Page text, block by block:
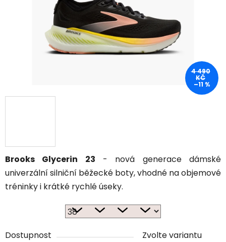
Brooks Glycerin 23 - nová generace dámské
univerzální silniční běžecké boty, vhodné na objemové
tréninky i krátké rychlé úseky.
Dostupnost
Zvolte variantu
4 490
KČ
–11 %